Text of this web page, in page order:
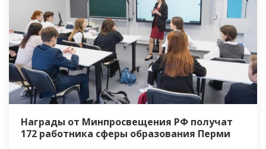
Награды от Минпросвещения РФ получат
172 работника сферы образования Перми